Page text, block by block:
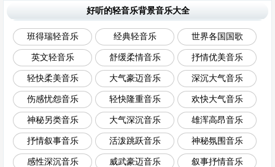
好听的轻音乐背景音乐大全
班得瑞轻音乐 经典轻音乐 世界各国国歌
英文轻音乐 舒缓柔情音乐 抒情优美音乐
轻快柔美音乐 大气豪迈音乐 深沉大气音乐
伤感忧怨音乐 轻快隆重音乐 欢快大气音乐
神秘另类音乐 大气深沉音乐 雄浑高昂音乐
抒情叙事音乐 活泼跳跃音乐 神秘氛围音乐
感性深沉音乐 威武豪迈音乐 叙事抒情音乐